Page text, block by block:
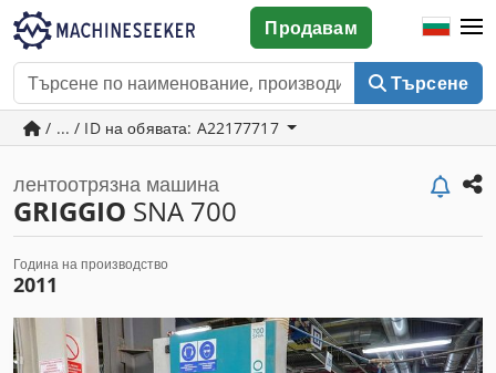
Търсене
Продавам
/ ... / ID на обявата: A22177717
лентоотрязна машина
GRIGGIO SNA 700
Година на производство
2011